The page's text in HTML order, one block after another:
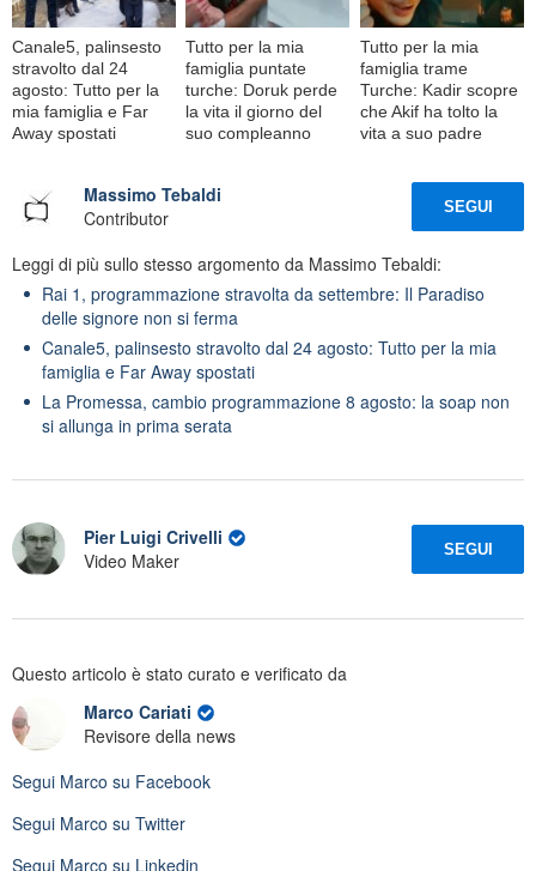
Canale5, palinsesto
stravolto dal 24
agosto: Tutto per la
mia famiglia e Far
Away spostati
Tutto per la mia
famiglia puntate
turche: Doruk perde
la vita il giorno del
suo compleanno
Tutto per la mia
famiglia trame
Turche: Kadir scopre
che Akif ha tolto la
vita a suo padre
Massimo Tebaldi
Contributor
SEGUI
Leggi di più sullo stesso argomento da Massimo Tebaldi:
Rai 1, programmazione stravolta da settembre: Il Paradiso
delle signore non si ferma
Canale5, palinsesto stravolto dal 24 agosto: Tutto per la mia
famiglia e Far Away spostati
La Promessa, cambio programmazione 8 agosto: la soap non
si allunga in prima serata
Pier Luigi Crivelli
Video Maker
SEGUI
Questo articolo è stato curato e verificato da
Marco Cariati
Revisore della news
Segui Marco su Facebook
Segui Marco su Twitter
Segui Marco su Linkedin